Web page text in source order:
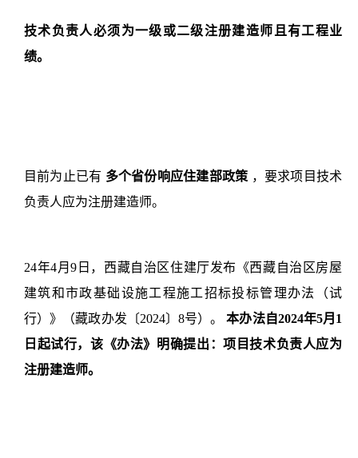
技术负责人必须为一级或二级注册建造师且有工程业
绩。
目前为止已有 多个省份响应住建部政策 ，要求项目技术
负责人应为注册建造师。
24年4月9日，西藏自治区住建厅发布《西藏自治区房屋
建筑和市政基础设施工程施工招标投标管理办法（试
行）》（藏政办发〔2024〕8号）。
本办法自2024年5月1
日起试行，该《办法》明确提出：项目技术负责人应为
注册建造师。